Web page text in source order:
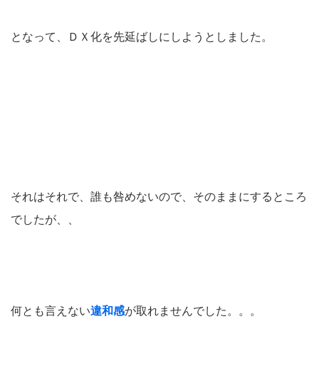
となって、ＤＸ化を先延ばしにしようとしました。
それはそれで、誰も咎めないので、そのままにするところ
でしたが、、
何とも言えない違和感が取れませんでした。。。